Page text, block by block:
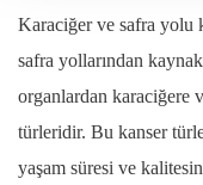
Karaciğer ve safra yolu
safra yollarından
organlardan karaciğere
türleridir. Bu kanser
yaşam süresi ve